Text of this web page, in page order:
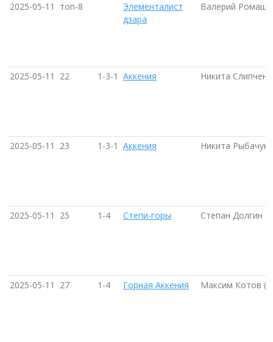
2025-05-11 топ-8
Элементалист
дзара
Валерий
2025-05-11 22 1-3-1 Аккения Никита
2025-05-11 23 1-3-1 Аккения Никита Рыбачук
2025-05-11 25 1-4 Степи-горы Степан Долгин
2025-05-11 27 1-4 Горная Аккения Максим Котов